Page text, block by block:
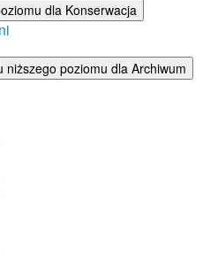
dla Konserwacja
niższego poziomu dla Archiwum